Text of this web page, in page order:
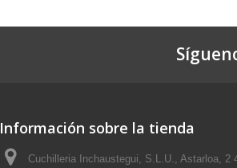
Información sobre la tienda
Cuchilleria Inchaustegui, S.L.U., Astarloa, 2